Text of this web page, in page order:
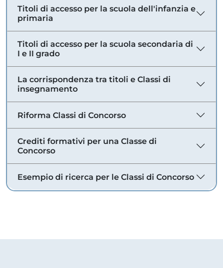
Titoli di accesso per la scuola dell'infanzia e
primaria
Titoli di accesso per la scuola secondaria di
I e II grado
La corrispondenza tra titoli e Classi di
insegnamento
Riforma Classi di Concorso
Crediti formativi per una Classe di
Concorso
Esempio di ricerca per le Classi di Concorso